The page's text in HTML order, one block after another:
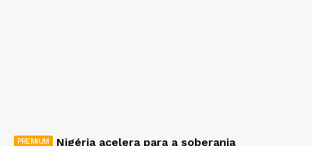
Nigéria acelera para a soberania